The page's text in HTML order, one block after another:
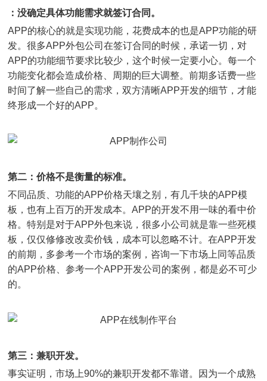
：没确定具体功能需求就签订合同。
APP的核心的就是实现功能，花费成本的也是APP功能的研
发。很多APP外包公司在签订合同的时候，承诺一切，对
APP的功能细节要求比较少，这个时候一定要小心。每一个
功能变化都会造成价格、周期的巨大调整。前期多话费一些
时间了解一些自己的需求，双方清晰APP开发的细节，才能
终形成一个好的APP。
第二：价格不是衡量的标准。
不同品质、功能的APP价格天壤之别，有几千块的APP模
板，也有上百万的开发成本。APP的开发不用一味的看中价
格。特别是对于APP外包来说，很多小公司就是靠一些死模
板，仅仅修修改改卖价钱，成本可以忽略不计。在APP开发
的前期，多参考一个市场的案例，咨询一下市场上同等品质
的APP价格、参考一个APP开发公司的案例，都是必不可少
的。
第三：兼职开发。
事实证明，市场上90%的兼职开发都不靠谱。因为一个成熟